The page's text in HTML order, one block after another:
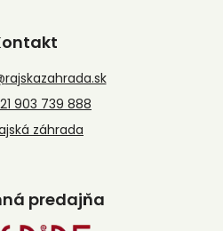
rajskazahrada.sk
903 739 888
záhrada
predajňa